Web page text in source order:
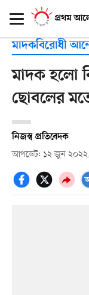
মাদকবিরোধী
মাদক হলো
ছোবলের
নিজস্ব প্রতিবেদক
আপডেট: ১২ জুন